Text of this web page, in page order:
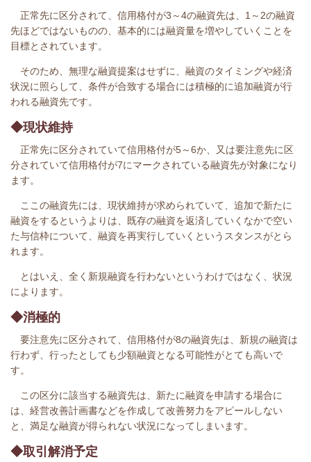
正常先に区分されて、信用格付が3～4の融資先は、1～2の融資
先ほどではないものの、基本的には融資量を増やしていくことを
目標とされています。
そのため、無理な融資提案はせずに、融資のタイミングや経済
状況に照らして、条件が合致する場合には積極的に追加融資が行
われる融資先です。
◆現状維持
正常先に区分されていて信用格付が5～6か、又は要注意先に区
分されていて信用格付が7にマークされている融資先が対象になり
ます。
ここの融資先には、現状維持が求められていて、追加で新たに
融資をするというよりは、既存の融資を返済していくなかで空い
た与信枠について、融資を再実行していくというスタンスがとら
れます。
とはいえ、全く新規融資を行わないというわけではなく、状況
によります。
◆消極的
要注意先に区分されて、信用格付が8の融資先は、新規の融資は
行わず、行ったとしても少額融資となる可能性がとても高いで
す。
この区分に該当する融資先は、新たに融資を申請する場合に
は、経営改善計画書などを作成して改善努力をアピールしない
と、満足な融資が得られない状況になってしまいます。
◆取引解消予定